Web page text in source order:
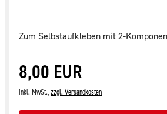
Zum Selbstaufkleben mit 2-
8,00 EUR
inkl. MwSt.,zzgl. Versandkosten